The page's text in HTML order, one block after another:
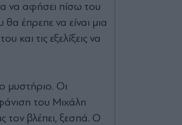
να αφήσει πίσω του
έπρεπε να είναι μια
και τις εξελίξεις να
μυστήριο. Οι
του Μιχάλη
τον βλέπει, ξεσπά. Ο